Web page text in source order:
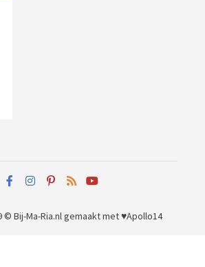
Bij-Ma-Ria.nlgemaakt met ♥Apollo14